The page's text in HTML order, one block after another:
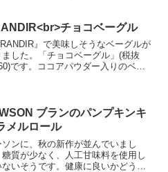
は、縦約6.5cm×横約6.5cm×高さ
チョコベーグル
』で美味しそうなベーグルが
ました。「チョコベーグル」(税抜
です。ココアパウダー入りのベー
ご覧くださ...ブランのパンプキンキ
メルロール
ソンに、秋の新作が並んでいまし
糖質が少なく、人工甘味料を使用し
いそうです。健康に良いかどうか